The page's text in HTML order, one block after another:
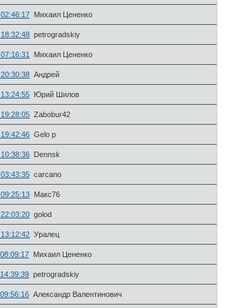
Михаил Цененко
petrogradskiy
Михаил Цененко
Андрей
Юрий Шилов
Zabobur42
Gelo p
Dennsk
carcano
Макс76
golod
Уралец
Михаил Цененко
petrogradskiy
Александр Валентинович